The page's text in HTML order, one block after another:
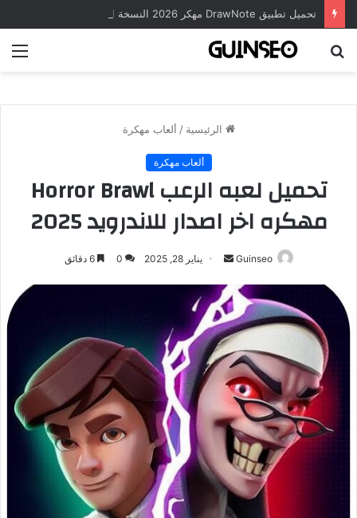
الرئيسية / ألعاب مهكرة
ألعاب مهكرة
تحميل لعبه الرعب Horror Brawl
مهكره اخر اصدار للاندرويد 2025
Guinseo
أرسل
إلكترونيا
يناير 28, 2025 0 6 دقائق